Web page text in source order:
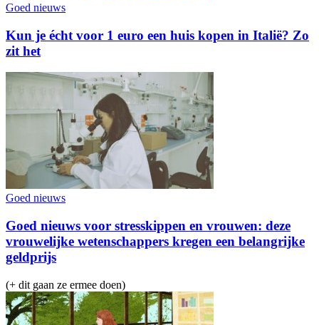
Goed nieuws
Kun je écht voor 1 euro een huis kopen in Italië? Zo
zit het
Goed nieuws
Goed nieuws voor stresskippen en vrouwen: deze
vrouwelijke wetenschappers kregen een belangrijke
geldprijs
(+ dit gaan ze ermee doen)